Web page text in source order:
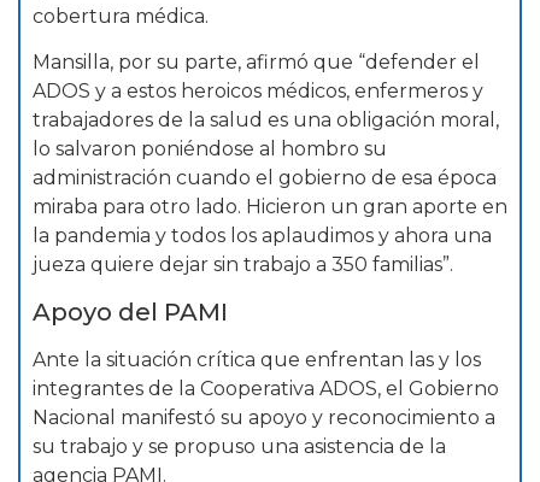
cobertura médica.
Mansilla, por su parte, afirmó que “defender el
ADOS y a estos heroicos médicos, enfermeros y
trabajadores de la salud es una obligación moral,
lo salvaron poniéndose al hombro su
administración cuando el gobierno de esa época
miraba para otro lado. Hicieron un gran aporte en
la pandemia y todos los aplaudimos y ahora una
jueza quiere dejar sin trabajo a 350 familias”.
Apoyo del PAMI
Ante la situación crítica que enfrentan las y los
integrantes de la Cooperativa ADOS, el Gobierno
Nacional manifestó su apoyo y reconocimiento a
su trabajo y se propuso una asistencia de la
agencia PAMI.